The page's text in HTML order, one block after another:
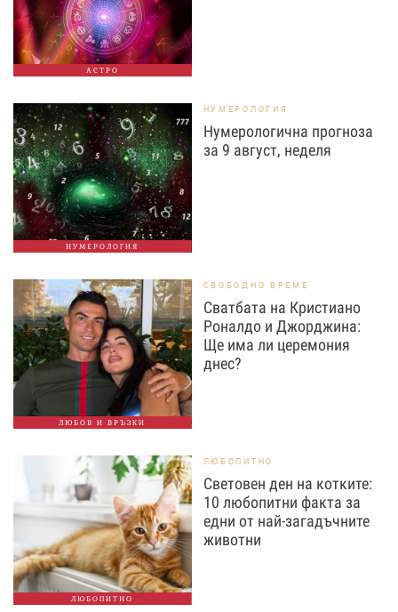
АСТРО
НУМЕРОЛОГИЯ
НУМЕРОЛОГИЯ
Нумерологична прогноза
за 9 август, неделя
ЛЮБОВ И ВРЪЗКИ
СВОБОДНО ВРЕМЕ
Сватбата на Кристиано
Роналдо и Джорджина:
Ще има ли церемония
днес?
ЛЮБОПИТНО
ЛЮБОПИТНО
Световен ден на котките:
10 любопитни факта за
едни от най-загадъчните
животни